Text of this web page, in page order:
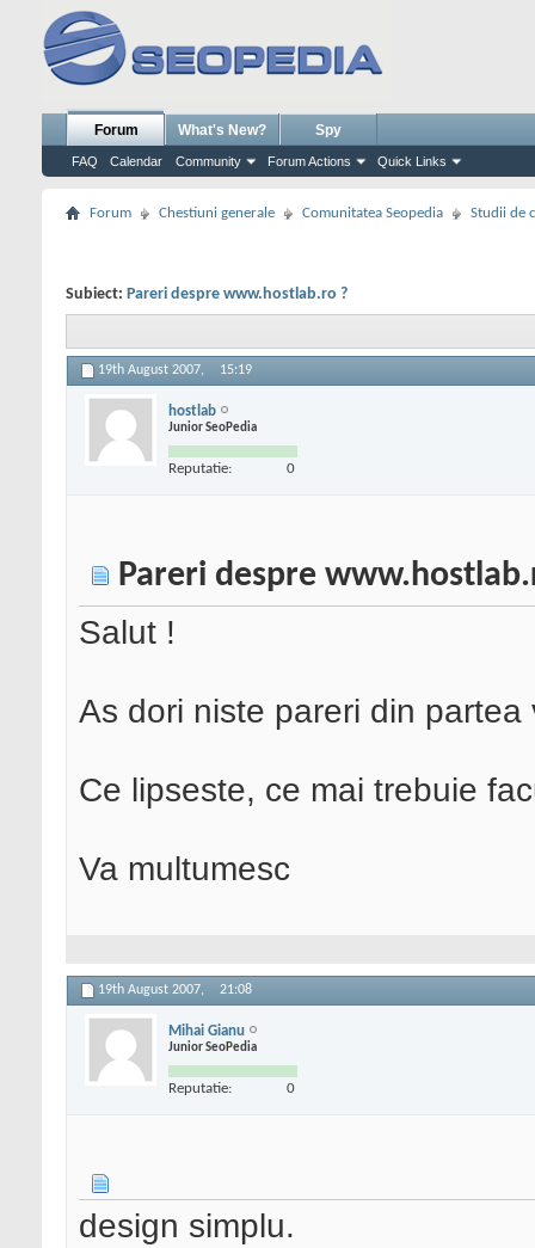
Forum
FAQ Calendar Community Forum Actions Quick Links
What's New? Spy
Forum Chestiuni generale Comunitatea Seopedia Studii de
Subiect: Pareri despre www.hostlab.ro ?
19th August 2007, 15:19
hostlab
Junior SeoPedia
Reputatie: 0
Pareri despre
Salut !
As dori niste pareri din
Ce lipseste, ce mai trebuie
Va multumesc
19th August 2007, 21:08
Mihai Gianu
Junior SeoPedia
Reputatie: 0
design simplu.